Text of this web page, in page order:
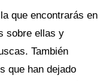
que encontrarás en
sobre ellas y
También
que han dejado